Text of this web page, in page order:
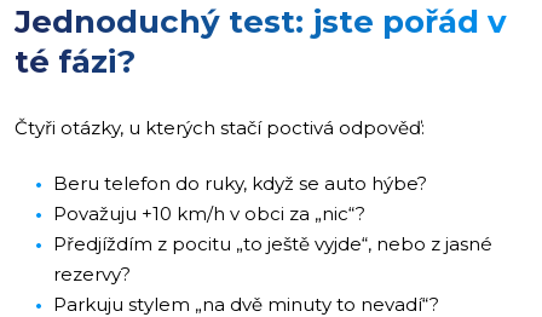
Jednoduchý test: jste pořád v
té fázi?
Čtyři otázky, u kterých stačí poctivá odpověď:
Beru telefon do ruky, když se auto hýbe?
Považuju +10 km/h v obci za „nic“?
Předjíždím z pocitu „to ještě vyjde“, nebo z jasné
rezervy?
Parkuju stylem „na dvě minuty to nevadí“?